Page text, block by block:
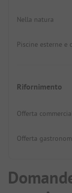
Nella natura
Piscine esterne e
Rifornimento
Offerta
Offerta